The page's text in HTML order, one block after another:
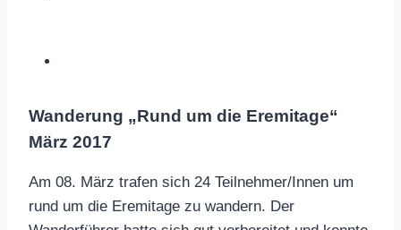
Wanderung „Rund um die Eremitage“
März 2017
Am 08. März trafen sich 24 Teilnehmer/Innen um
rund um die Eremitage zu wandern. Der